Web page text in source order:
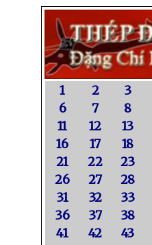
1 2 3
6
7 8
11
12 13
16
17 18
21
22 23
26
27 28
31
32 33
36
37 38
41
42 43